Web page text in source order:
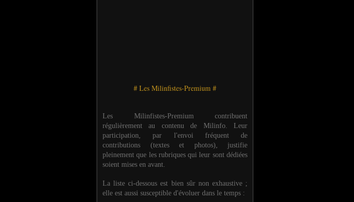
# Les Milinfistes-Premium #
Les Milinfistes-Premium contribuent
régulièrement au contenu de Milinfo. Leur
participation, par l'envoi fréquent de
contributions (textes et photos), justifie
pleinement que les rubriques qui leur sont dédiées
soient mises en avant.
La liste ci-dessous est bien sûr non exhaustive ;
elle est aussi susceptible d'évoluer dans le temps :